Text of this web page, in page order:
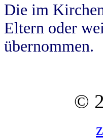
Die im
Eltern oder
übernommen.
©